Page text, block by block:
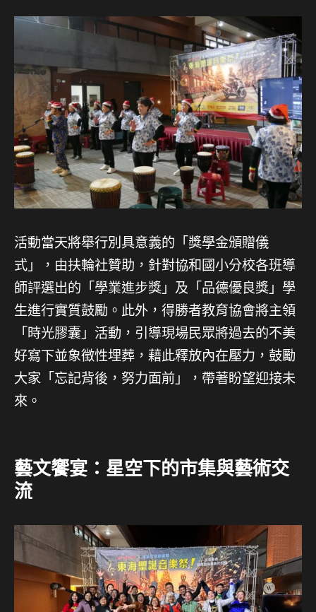
活動當天將舉行別具意義的「獎學金頒贈儀
式」，由扶輪社贊助，針對協和國小分校各班導
師評選出的「學業進步獎」及「品德優良獎」學
生進行實質鼓勵。此外，得勝者教育協會將主領
「時光膠囊」活動，引導現場民眾將過去的不美
好寫下並象徵性埋葬，藉此釋放內在壓力，鼓勵
大家「忘記背後，努力面前」，帶著盼望迎接未
來。
藝文饗宴：星空下的市集與藝術交
流